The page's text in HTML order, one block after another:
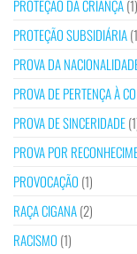
PROTEÇÃO DA CRIANÇA(1)
PROTEÇÃO SUBSIDIÁRIA
PROVA DA
PROVA DE PERTENÇA À
PROVA DE SINCERIDADE
PROVA POR
PROVOCAÇÃO (1)
RAÇA CIGANA(2)
RACISMO (1)